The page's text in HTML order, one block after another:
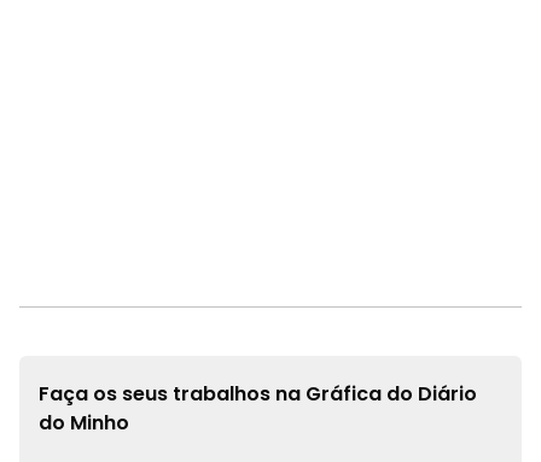
Faça os seus trabalhos na Gráfica do Diário
do Minho